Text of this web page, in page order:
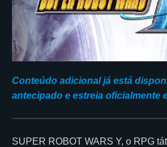
Conteúdo adicional já está
antecipado e estreia oficialmente
SUPER ROBOT WARS Y, o RPG